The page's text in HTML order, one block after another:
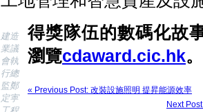
建造
業議
會執
行總
監鄭
定寕
得獎隊伍的數碼化故
瀏覽cdaward.cic.hk。
« Previous Post: 改裝設施照明 提昇能源效率
Next